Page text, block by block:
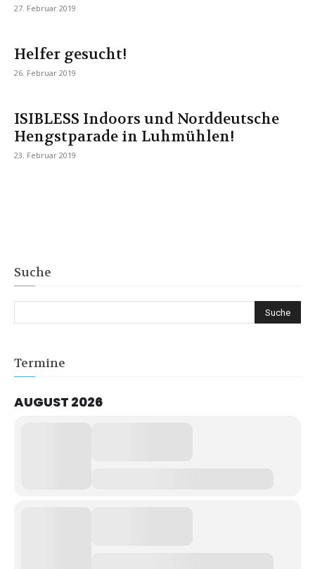
27. Februar 2019
Helfer gesucht!
26. Februar 2019
ISIBLESS Indoors und Norddeutsche
Hengstparade in Luhmühlen!
23. Februar 2019
Suche
Termine
AUGUST 2026